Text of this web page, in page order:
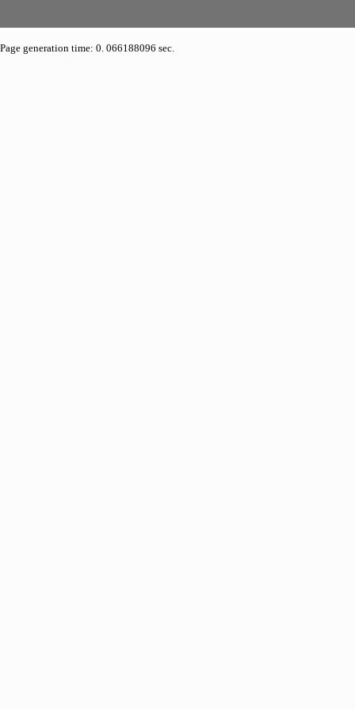
Page generation time: 0. 066188096 sec.